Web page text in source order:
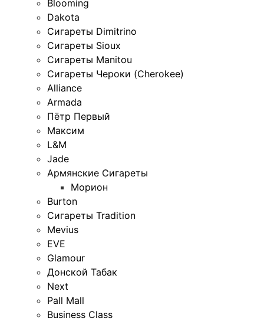
Blooming
Dakota
Сигареты Dimitrino
Сигареты Sioux
Сигареты Manitou
Сигареты Чероки (Cherokee)
Alliance
Armada
Пётр Первый
Максим
L&M
Jade
Армянские Сигареты
Морион
Burton
Сигареты Tradition
Mevius
EVE
Glamour
Донской Табак
Next
Pall Mall
Business Class